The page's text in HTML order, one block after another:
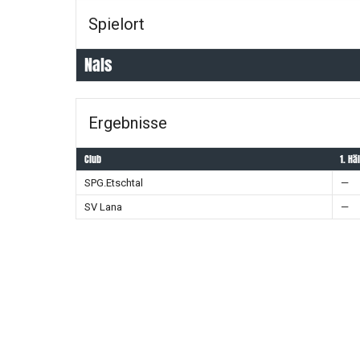
Spielort
Nals
Ergebnisse
Club 1.
SPG.Etschtal —
SV Lana
—